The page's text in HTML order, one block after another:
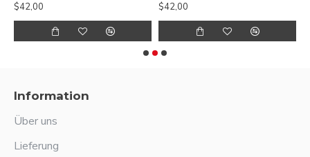
$42,00
$42,00
Information
Über uns
Lieferung